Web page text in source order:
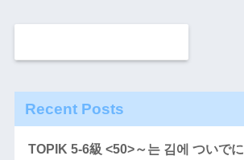
Recent Posts
TOPIK 5-6級 <50>～는 김에 ついでに